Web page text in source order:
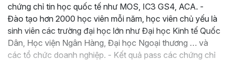
chứng chỉ tin học quốc tế như MOS, IC3 GS4, ACA. -
Đào tạo hơn 2000 học viên mỗi năm, học viên chủ yếu là
sinh viên các trường đại học lớn như Đại học Kinh tế Quốc
Dân, Học viện Ngân Hàng, Đại học Ngoại thương … và
các tổ chức doanh nghiệp. - Kết quả pass các chứng chỉ